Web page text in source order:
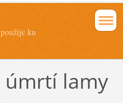
ku
úmrtí lamy